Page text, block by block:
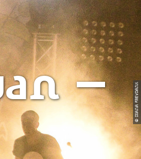
© DIANA FREYDANK
–